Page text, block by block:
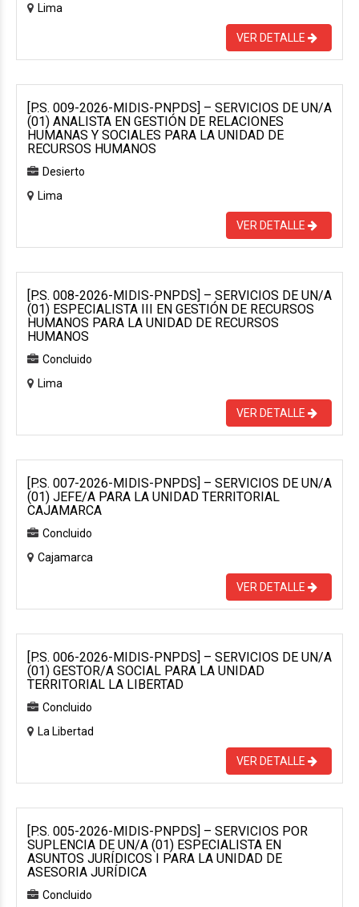
Lima
VER DETALLE
[P.S. 009-2026-MIDIS-PNPDS] – SERVICIOS DE UN/A
(01) ANALISTA EN GESTIÓN DE RELACIONES
HUMANAS Y SOCIALES PARA LA UNIDAD DE
RECURSOS HUMANOS
Desierto
Lima
VER DETALLE
[P.S. 008-2026-MIDIS-PNPDS] – SERVICIOS DE UN/A
(01) ESPECIALISTA III EN GESTIÓN DE RECURSOS
HUMANOS PARA LA UNIDAD DE RECURSOS
HUMANOS
Concluido
Lima
VER DETALLE
[P.S. 007-2026-MIDIS-PNPDS] – SERVICIOS DE UN/A
(01) JEFE/A PARA LA UNIDAD TERRITORIAL
CAJAMARCA
Concluido
Cajamarca
VER DETALLE
[P.S. 006-2026-MIDIS-PNPDS] – SERVICIOS DE UN/A
(01) GESTOR/A SOCIAL PARA LA UNIDAD
TERRITORIAL LA LIBERTAD
Concluido
La Libertad
VER DETALLE
[P.S. 005-2026-MIDIS-PNPDS] – SERVICIOS POR
SUPLENCIA DE UN/A (01) ESPECIALISTA EN
ASUNTOS JURÍDICOS I PARA LA UNIDAD DE
ASESORIA JURÍDICA
Concluido